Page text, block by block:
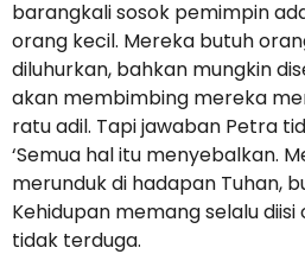
barangkali sosok pemimpin
orang kecil. Mereka butuh
diluhurkan, bahkan mungkin
akan membimbing mereka
ratu adil. Tapi jawaban Petra
‘Semua hal itu menyebalkan.
merunduk di hadapan Tuhan,
Kehidupan memang selalu
tidak terduga.